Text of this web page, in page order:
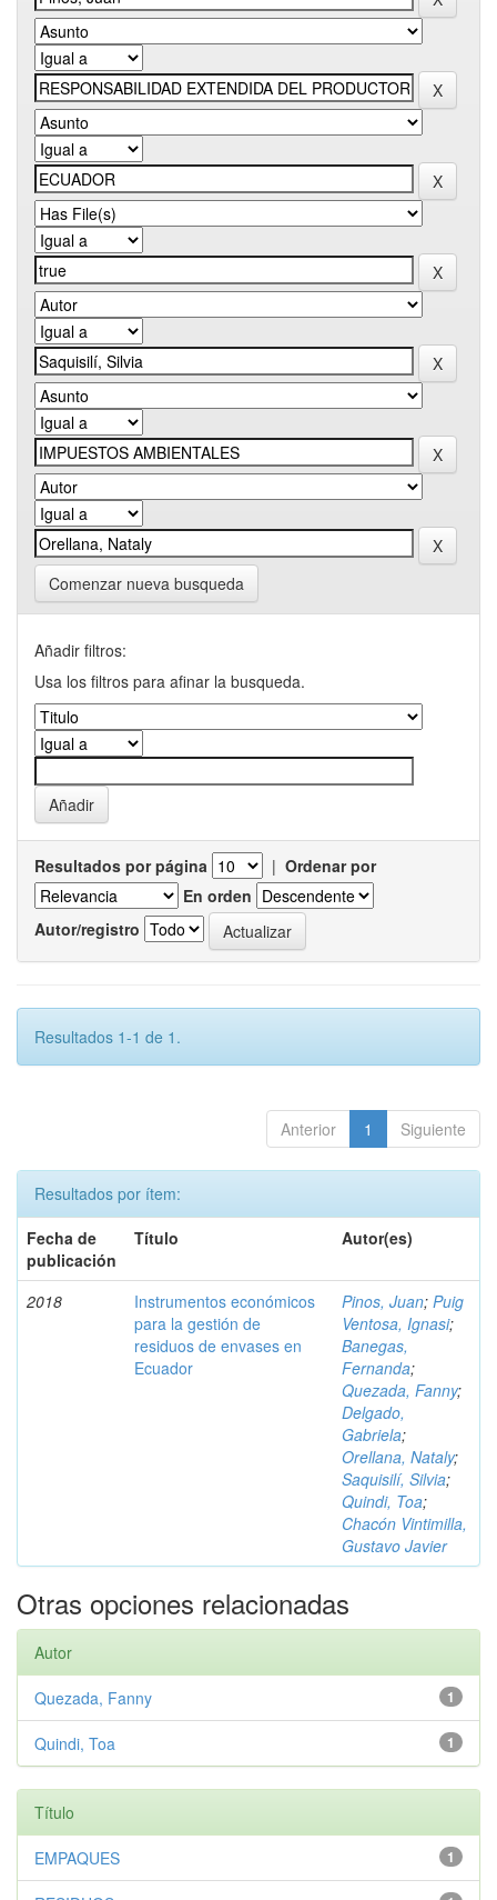
Comenzar nueva busqueda
Añadir filtros:
Usa los filtros para afinar la busqueda.
Resultados por página | Ordenar por
En orden
Autor/registro
Resultados 1-1 de 1.
Anterior 1 Siguiente
Resultados por ítem:
Fecha de
publicación
Título Autor(es)
2018
Instrumentos económicos
para la gestión de
residuos de envases en
Ecuador
Pinos, Juan; Puig
Ventosa, Ignasi;
Banegas,
Fernanda;
Quezada, Fanny;
Delgado,
Gabriela;
Orellana, Nataly;
Saquisilí, Silvia;
Quindi, Toa;
Chacón Vintimilla,
Gustavo Javier
Otras opciones relacionadas
Autor
1
Quezada, Fanny
1
Quindi, Toa
Título
1
EMPAQUES